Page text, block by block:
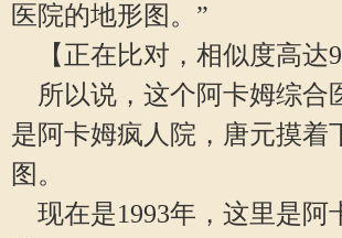
医院的地形图。”
【正在比对，相似度高达
所以说，这个阿卡姆综合
是阿卡姆疯人院，唐元摸着
图。
现在是1993年，这里是阿